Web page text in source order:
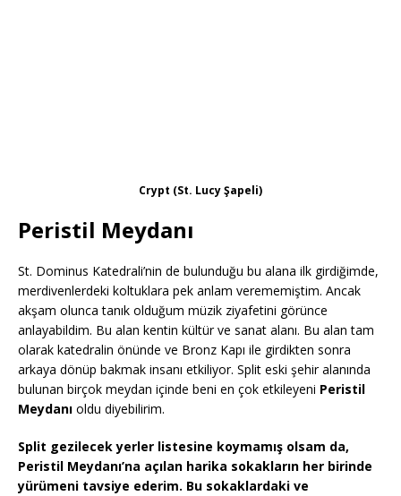
Crypt (St. Lucy Şapeli)
Peristil Meydanı
St. Dominus Katedrali’nin de bulunduğu bu alana ilk girdiğimde,
merdivenlerdeki koltuklara pek anlam verememiştim. Ancak
akşam olunca tanık olduğum müzik ziyafetini görünce
anlayabildim. Bu alan kentin kültür ve sanat alanı. Bu alan tam
olarak katedralin önünde ve Bronz Kapı ile girdikten sonra
arkaya dönüp bakmak insanı etkiliyor. Split eski şehir alanında
bulunan birçok meydan içinde beni en çok etkileyeni Peristil
Meydanı oldu diyebilirim.
Split gezilecek yerler listesine koymamış olsam da,
Peristil Meydanı’na açılan harika sokakların her birinde
yürümeni tavsiye ederim. Bu sokaklardaki ve